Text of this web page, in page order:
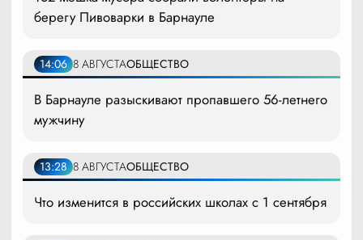
берегу Пивоварки в Барнауле
14:06 8 АВГУСТАОБЩЕСТВО
В Барнауле разыскивают пропавшего 56-летнего
мужчину
13:28 8 АВГУСТАОБЩЕСТВО
Что изменится в российских школах с 1 сентября